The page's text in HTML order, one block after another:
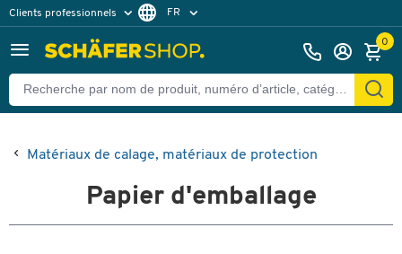
Clients professionnels
Clients particuliers
FR
0
Matériaux de calage, matériaux de protection
Papier d'emballage